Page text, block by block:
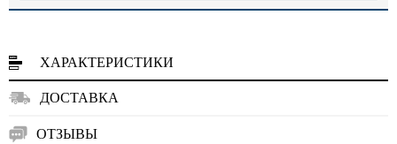
ХАРАКТЕРИСТИКИ
ДОСТАВКА
ОТЗЫВЫ